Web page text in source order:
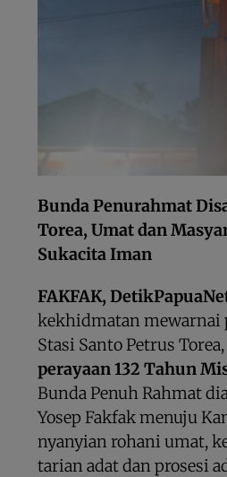
Bunda Penurahmat
Torea, Umat dan
Sukacita Iman
FAKFAK,
kekhidmatan mewarnai
Stasi Santo Petrus
perayaan 132 Tahun
Bunda Penuh Rahmat
Yosep Fakfak menuju
nyanyian rohani umat,
tarian adat dan prosesi